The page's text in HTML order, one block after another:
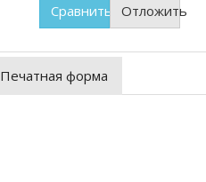
Сравнить Отложить
Печатная форма